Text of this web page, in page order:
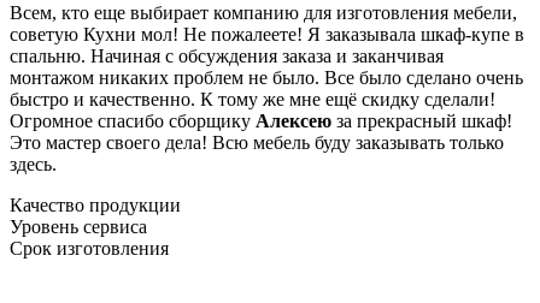
Всем, кто еще выбирает компанию для изготовления мебели,
советую Кухни мол! Не пожалеете! Я заказывала шкаф-купе в
спальню. Начиная с обсуждения заказа и заканчивая
монтажом никаких проблем не было. Все было сделано очень
быстро и качественно. К тому же мне ещё скидку сделали!
Огромное спасибо сборщику Алексею за прекрасный шкаф!
Это мастер своего дела! Всю мебель буду заказывать только
здесь.
Качество продукции
Уровень сервиса
Срок изготовления